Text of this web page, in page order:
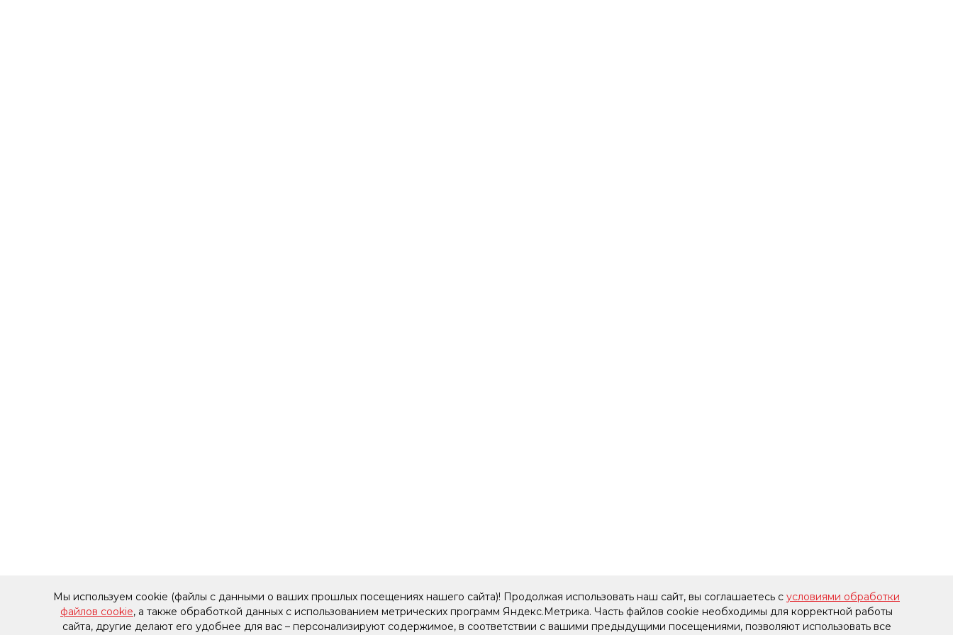
Мы используем cookie (файлы с данными о ваших прошлых посещениях нашего сайта)! Продолжая использовать наш сайт, вы соглашаетесь с условиями обработки
файлов cookie, а также обработкой данных с использованием метрических программ Яндекс.Метрика. Часть файлов cookie необходимы для корректной работы
сайта, другие делают его удобнее для вас – персонализируют содержимое, в соответствии с вашими предыдущими посещениями, позволяют использовать все